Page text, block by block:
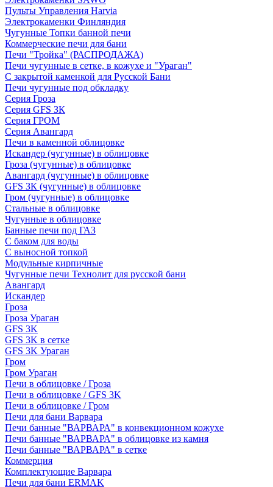
Пульты Управления Harvia
Электрокаменки Финляндия
Чугунные Топки банной печи
Коммерческие печи для бани
Печи "Тройка" (РАСПРОДАЖА)
Печи чугунные в сетке, в кожухе и "Ураган"
С закрытой каменкой для Русской Бани
Печи чугунные под обкладку
Серия Гроза
Серия GFS ЗК
Серия ГРОМ
Серия Авангард
Печи в каменной облицовке
Искандер (чугунные) в облицовке
Гроза (чугунные) в облицовке
Авангард (чугунные) в облицовке
GFS ЗК (чугунные) в облицовке
Гром (чугунные) в облицовке
Стальные в облицовке
Чугунные в облицовке
Банные печи под ГАЗ
С баком для воды
С выносной топкой
Модульные кирпичные
Чугунные печи Технолит для русской бани
Авангард
Искандер
Гроза
Гроза Ураган
GFS 3K
GFS 3K в сетке
GFS 3K Ураган
Гром
Гром Ураган
Печи в облицовке / Гроза
Печи в облицовке / GFS 3K
Печи в облицовке / Гром
Печи для бани Варвара
Печи банные "ВАРВАРА" в конвекционном кожухе
Печи банные "ВАРВАРА" в облицовке из камня
Печи банные "ВАРВАРА" в сетке
Коммерция
Комплектующие Варвара
Печи для бани ERMAK